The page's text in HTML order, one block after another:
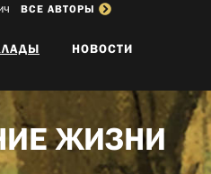
ВСЕ АВТОРЫ
НОВОСТИ
ЖИЗНИ